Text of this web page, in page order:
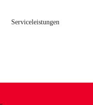
Serviceleistungen